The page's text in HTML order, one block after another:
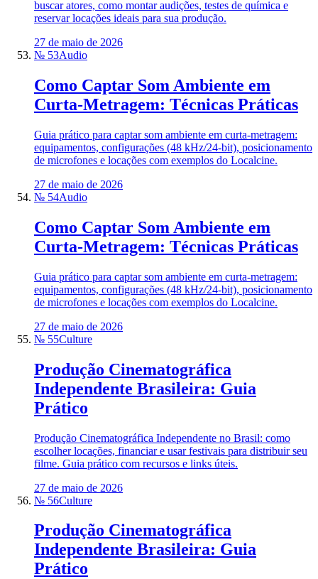
buscar atores, como montar audições, testes de química e
reservar locações ideais para sua produção.
27 de maio de 2026
№ 53Audio
Como Captar Som Ambiente em
Curta‑Metragem: Técnicas Práticas
Guia prático para captar som ambiente em curta‑metragem:
equipamentos, configurações (48 kHz/24‑bit), posicionamento
de microfones e locações com exemplos do Localcine.
27 de maio de 2026
№ 54Audio
Como Captar Som Ambiente em
Curta‑Metragem: Técnicas Práticas
Guia prático para captar som ambiente em curta‑metragem:
equipamentos, configurações (48 kHz/24‑bit), posicionamento
de microfones e locações com exemplos do Localcine.
27 de maio de 2026
№ 55Culture
Produção Cinematográfica
Independente Brasileira: Guia
Prático
Produção Cinematográfica Independente no Brasil: como
escolher locações, financiar e usar festivais para distribuir seu
filme. Guia prático com recursos e links úteis.
27 de maio de 2026
№ 56Culture
Produção Cinematográfica
Independente Brasileira: Guia
Prático